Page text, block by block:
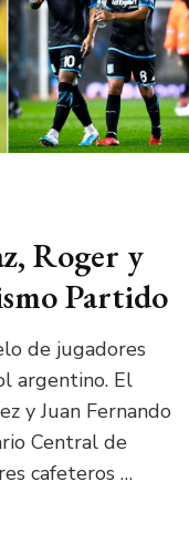
Roger y
Partido
de jugadores
argentino. El
y Juan Fernando
Central de
cafeteros …